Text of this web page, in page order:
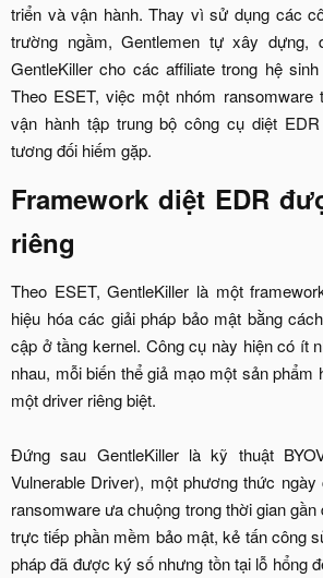
triển và vận hành. Thay vì sử dụng các
trường ngầm, Gentlemen tự xây dựng,
GentleKiller cho các affiliate trong hệ
Theo ESET, việc một nhóm ransomware
vận hành tập trung bộ công cụ diệt
tương đối hiếm gặp.​
Framework diệt EDR
riêng​
Theo ESET, GentleKiller là một
hiệu hóa các giải pháp bảo mật bằng
cập ở tầng kernel. Công cụ này hiện có ít
nhau, mỗi biến thể giả mạo một sản phẩm
một driver riêng biệt.
Đứng sau GentleKiller là kỹ thuật
Vulnerable Driver), một phương thức
ransomware ưa chuộng trong thời gian
trực tiếp phần mềm bảo mật, kẻ tấn công
pháp đã được ký số nhưng tồn tại lỗ hổng